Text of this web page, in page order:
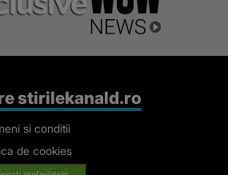
stirilekanald.ro
si conditii
de cookies